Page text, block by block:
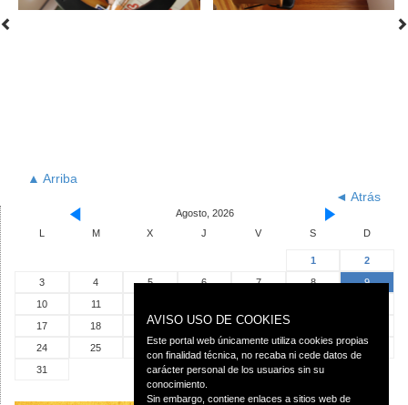
▲ Arriba
◄ Atrás
Agosto, 2026
L
M X J V S D
1
2
3
4 5 6 7 8
9
10
11
17
18 19 20 21
24
25 27
31
AVISO USO DE COOKIES
Este portal web únicamente utiliza cookies propias
con finalidad técnica, no recaba ni cede datos de
carácter personal de los usuarios sin su
conocimiento.
Sin embargo, contiene enlaces a sitios web de